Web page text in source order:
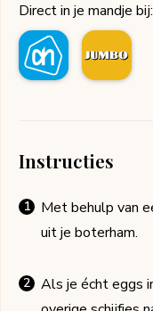
Direct in je mandje bij:
Instructies
Met behulp van
uit je boterham.
Als je écht eggs